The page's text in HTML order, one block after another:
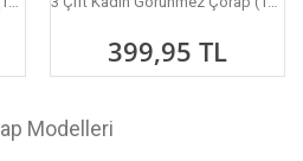
399,95 TL
Modelleri